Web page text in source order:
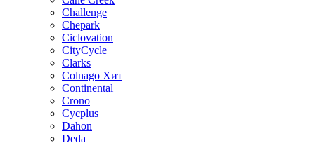
Challenge
Chepark
Ciclovation
CityCycle
Clarks
Colnago Хит
Continental
Crono
Cycplus
Dahon
Deda